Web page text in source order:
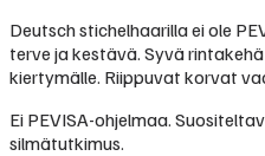
Deutsch stichelhaarilla ei ole
terve ja kestävä. Syvä
kiertymälle. Riippuvat korvat
Ei PEVISA-ohjelmaa.
silmätutkimus.